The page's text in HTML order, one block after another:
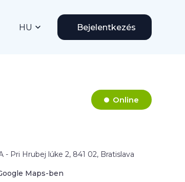
HU Bejelentkezés
Online
- Pri Hrubej lúke 2, 841 02, Bratislava
Maps-ben